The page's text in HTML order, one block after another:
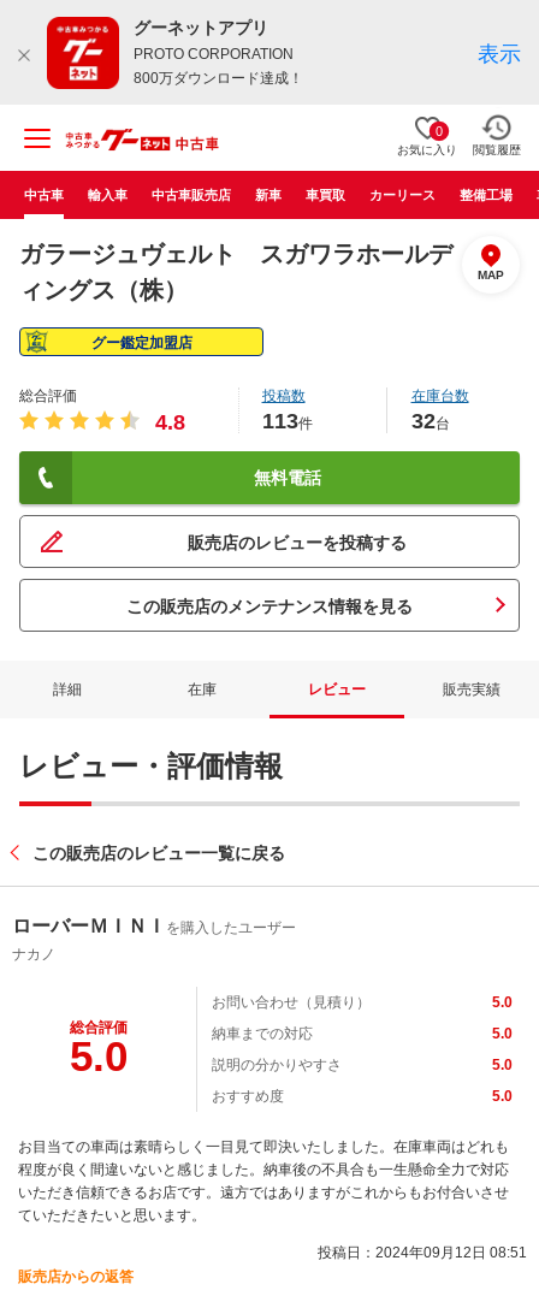
グーネットアプリ
PROTO CORPORATION
800万ダウンロード達成！
表示
0
お気に入り 閲覧履歴
中古車 輸入車 中古車販売店 新車 車買取 カーリース 整備工場
ガラージュヴェルト スガワラホールデ
ィングス（株）
MAP
グー鑑定加盟店
総合評価
4.8
投稿数
113件
在庫台数
32台
無料電話
販売店のレビューを投稿する
この販売店のメンテナンス情報を見る
詳細 在庫 レビュー 販売実績
レビュー・評価情報
この販売店のレビュー一覧に戻る
ローバーＭＩＮＩ を購入したユーザー
ナカノ
総合評価
5.0
お問い合わせ（見積り）
5.0
納車までの対応
5.0
説明の分かりやすさ
5.0
おすすめ度
5.0
お目当ての車両は素晴らしく一目見て即決いたしました。在庫車両はどれも
程度が良く間違いないと感じました。納車後の不具合も一生懸命全力で対応
いただき信頼できるお店です。遠方ではありますがこれからもお付合いさせ
ていただきたいと思います。
投稿日：2024年09月12日 08:51
販売店からの返答